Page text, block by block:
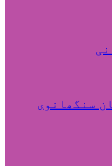
سنگھانوی